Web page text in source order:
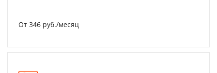
От 346 руб./месяц